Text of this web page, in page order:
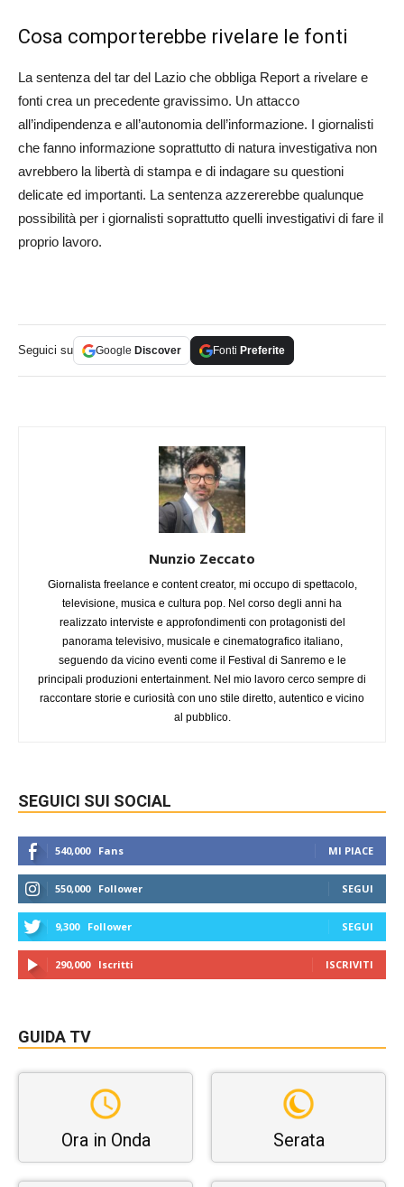
Cosa comporterebbe rivelare le fonti
La sentenza del tar del Lazio che obbliga Report a rivelare e
fonti crea un precedente gravissimo. Un attacco
all’indipendenza e all’autonomia dell’informazione. I giornalisti
che fanno informazione soprattutto di natura investigativa non
avrebbero la libertà di stampa e di indagare su questioni
delicate ed importanti. La sentenza azzererebbe qualunque
possibilità per i giornalisti soprattutto quelli investigativi di fare il
proprio lavoro.
Seguici su Google Discover Fonti Preferite
Nunzio Zeccato
Giornalista freelance e content creator, mi occupo di spettacolo,
televisione, musica e cultura pop. Nel corso degli anni ha
realizzato interviste e approfondimenti con protagonisti del
panorama televisivo, musicale e cinematografico italiano,
seguendo da vicino eventi come il Festival di Sanremo e le
principali produzioni entertainment. Nel mio lavoro cerco sempre di
raccontare storie e curiosità con uno stile diretto, autentico e vicino
al pubblico.
SEGUICI SUI SOCIAL
540,000 Fans MI PIACE
550,000 Follower SEGUI
9,300 Follower SEGUI
290,000 Iscritti ISCRIVITI
GUIDA TV
Ora in Onda Serata